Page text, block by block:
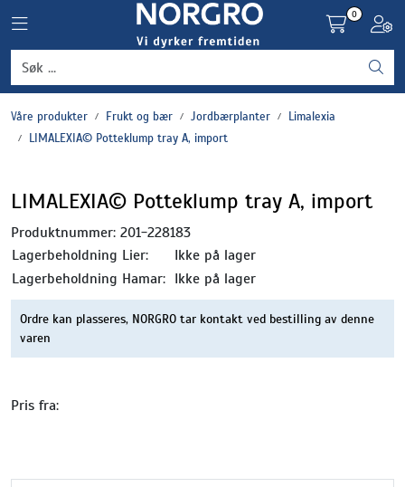
Toggle navigation
0
Våre produkter Frukt og bær Jordbærplanter
Limalexia
LIMALEXIA© Potteklump tray A, import
LIMALEXIA© Potteklump tray A, import
Produktnummer: 201-228183
Lagerbeholdning Lier:
Ikke på lager
Lagerbeholdning Hamar: Ikke på lager
Ordre kan plasseres, NORGRO tar kontakt ved bestilling av denne
varen
Pris fra:
Grønnsaker
Settepotet og setteløk
Plantevern og nyttedyr
Blomster, potter og brett
Driftsmidler